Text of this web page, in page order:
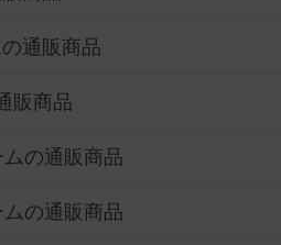
通販商品
販商品
の通販商品
の通販商品